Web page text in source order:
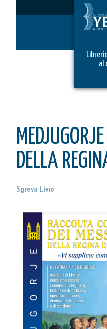
al
DELLA
Sgreva Livio